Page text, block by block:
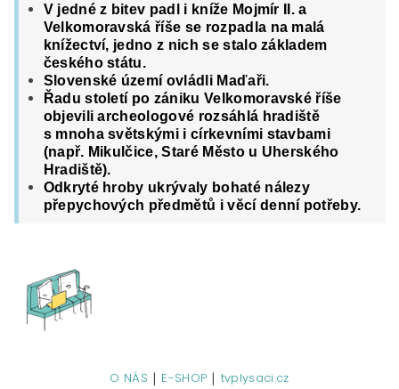
V jedné z bitev padl i kníže Mojmír II. a
Velkomoravská říše se rozpadla na malá
knížectví, jedno z nich se stalo základem
českého státu.
Slovenské území ovládli Maďaři.
Řadu století po zániku Velkomoravské říše
objevili archeologové rozsáhlá hradiště
s mnoha světskými i církevními stavbami
(např. Mikulčice, Staré Město u Uherského
Hradiště).
Odkryté hroby ukrývaly bohaté nálezy
přepychových předmětů i věcí denní potřeby.
O NÁS | E-SHOP | tvplysaci.cz